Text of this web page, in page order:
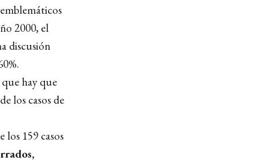
2000, el
discusión
hay que
los casos de
los 159 casos